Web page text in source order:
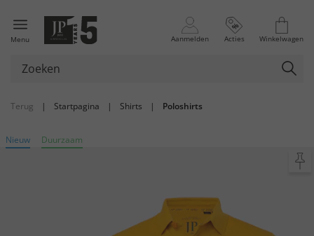
Menu Aanmelden Acties Winkelwagen
Terug | Startpagina | Shirts | Poloshirts
Nieuw Duurzaam